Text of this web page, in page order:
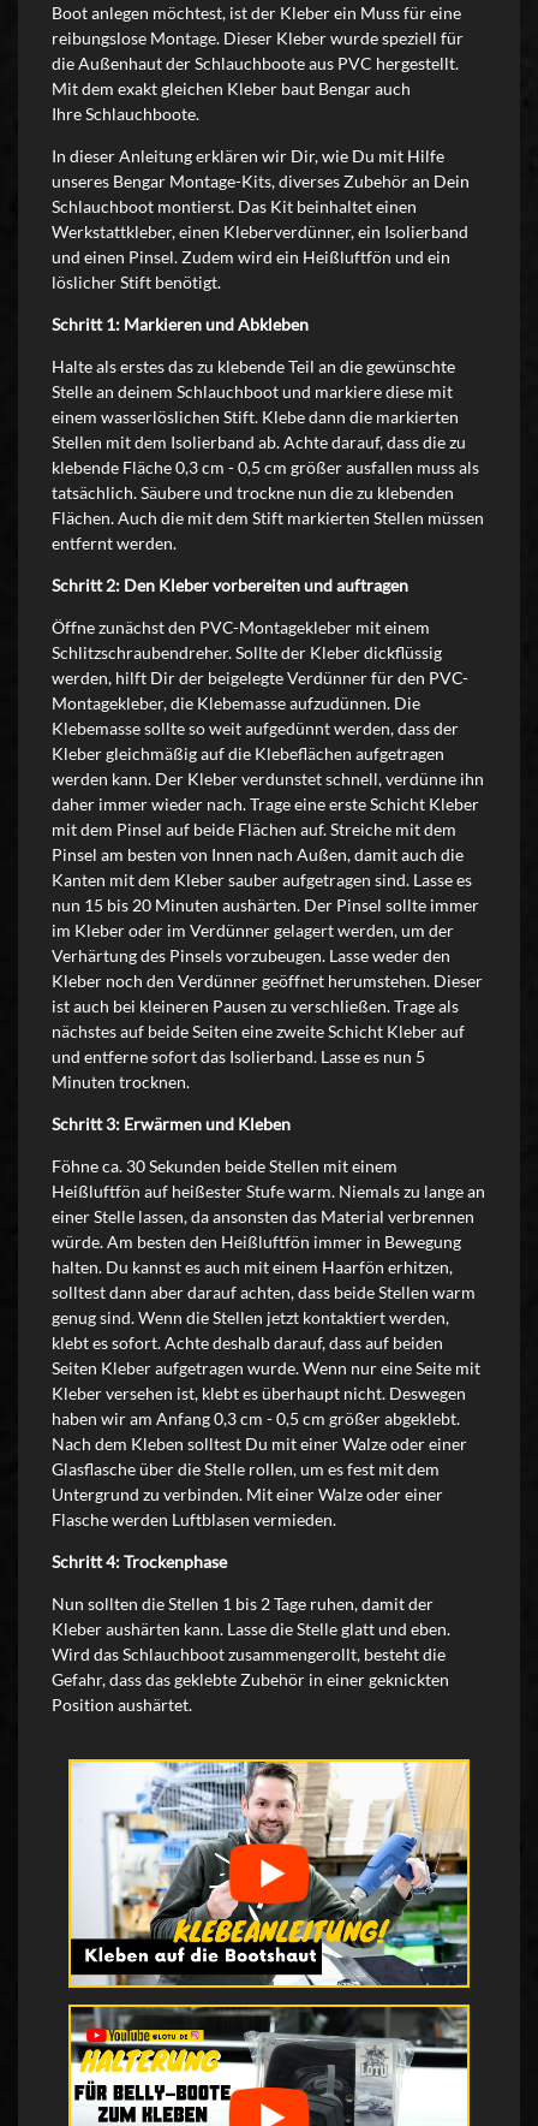
Boot anlegen möchtest, ist der Kleber ein Muss für eine
reibungslose Montage. Dieser Kleber wurde speziell für
die Außenhaut der Schlauchboote aus PVC hergestellt.
Mit dem exakt gleichen Kleber baut Bengar auch
Ihre Schlauchboote.
In dieser Anleitung erklären wir Dir, wie Du mit Hilfe
unseres Bengar Montage-Kits, diverses Zubehör an Dein
Schlauchboot montierst. Das Kit beinhaltet einen
Werkstattkleber, einen Kleberverdünner, ein Isolierband
und einen Pinsel. Zudem wird ein Heißluftfön und ein
löslicher Stift benötigt.
Schritt 1: Markieren und Abkleben
Halte als erstes das zu klebende Teil an die gewünschte
Stelle an deinem Schlauchboot und markiere diese mit
einem wasserlöslichen Stift. Klebe dann die markierten
Stellen mit dem Isolierband ab. Achte darauf, dass die zu
klebende Fläche 0,3 cm - 0,5 cm größer ausfallen muss als
tatsächlich. Säubere und trockne nun die zu klebenden
Flächen. Auch die mit dem Stift markierten Stellen müssen
entfernt werden.
Schritt 2: Den Kleber vorbereiten und auftragen
Öffne zunächst den PVC-Montagekleber mit einem
Schlitzschraubendreher. Sollte der Kleber dickflüssig
werden, hilft Dir der beigelegte Verdünner für den PVC-
Montagekleber, die Klebemasse aufzudünnen. Die
Klebemasse sollte so weit aufgedünnt werden, dass der
Kleber gleichmäßig auf die Klebeflächen aufgetragen
werden kann. Der Kleber verdunstet schnell, verdünne ihn
daher immer wieder nach. Trage eine erste Schicht Kleber
mit dem Pinsel auf beide Flächen auf. Streiche mit dem
Pinsel am besten von Innen nach Außen, damit auch die
Kanten mit dem Kleber sauber aufgetragen sind. Lasse es
nun 15 bis 20 Minuten aushärten. Der Pinsel sollte immer
im Kleber oder im Verdünner gelagert werden, um der
Verhärtung des Pinsels vorzubeugen. Lasse weder den
Kleber noch den Verdünner geöffnet herumstehen. Dieser
ist auch bei kleineren Pausen zu verschließen. Trage als
nächstes auf beide Seiten eine zweite Schicht Kleber auf
und entferne sofort das Isolierband. Lasse es nun 5
Minuten trocknen.
Schritt 3: Erwärmen und Kleben
Föhne ca. 30 Sekunden beide Stellen mit einem
Heißluftfön auf heißester Stufe warm. Niemals zu lange an
einer Stelle lassen, da ansonsten das Material verbrennen
würde. Am besten den Heißluftfön immer in Bewegung
halten. Du kannst es auch mit einem Haarfön erhitzen,
solltest dann aber darauf achten, dass beide Stellen warm
genug sind. Wenn die Stellen jetzt kontaktiert werden,
klebt es sofort. Achte deshalb darauf, dass auf beiden
Seiten Kleber aufgetragen wurde. Wenn nur eine Seite mit
Kleber versehen ist, klebt es überhaupt nicht. Deswegen
haben wir am Anfang 0,3 cm - 0,5 cm größer abgeklebt.
Nach dem Kleben solltest Du mit einer Walze oder einer
Glasflasche über die Stelle rollen, um es fest mit dem
Untergrund zu verbinden. Mit einer Walze oder einer
Flasche werden Luftblasen vermieden.
Schritt 4: Trockenphase
Nun sollten die Stellen 1 bis 2 Tage ruhen, damit der
Kleber aushärten kann. Lasse die Stelle glatt und eben.
Wird das Schlauchboot zusammengerollt, besteht die
Gefahr, dass das geklebte Zubehör in einer geknickten
Position aushärtet.